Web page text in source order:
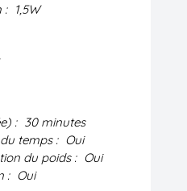
: 1,5W
: 30 minutes
temps : Oui
du poids : Oui
: Oui